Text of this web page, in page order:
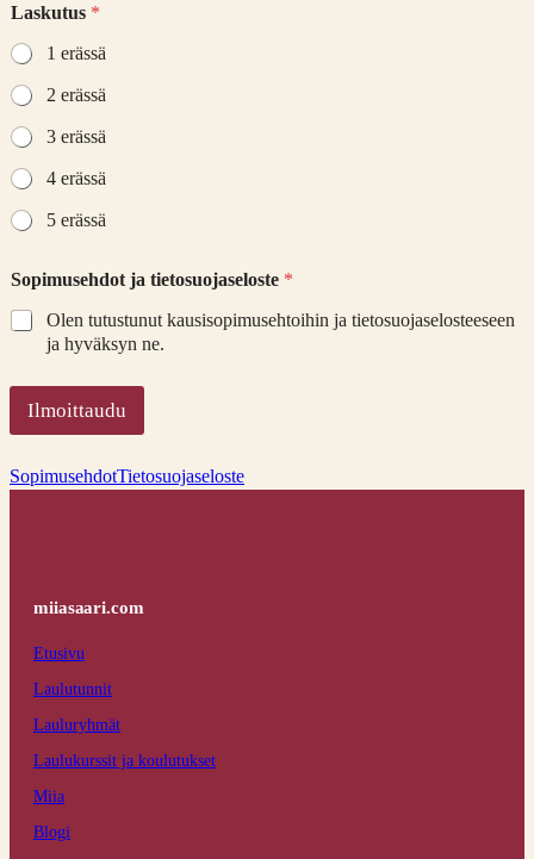
a
u
l
u
t
u
n
n
n
*
Laskutus *
1 erässä
2 erässä
3 erässä
4 erässä
5 erässä
Sopimusehdot ja tietosuojaseloste *
Olen tutustunut kausisopimusehtoihin ja tietosuojaselosteeseen
ja hyväksyn ne.
Ilmoittaudu
SopimusehdotTietosuojaseloste
miiasaari.com
Etusivu
Laulutunnit
Lauluryhmät
Laulukurssit ja koulutukset
Miia
Blogi